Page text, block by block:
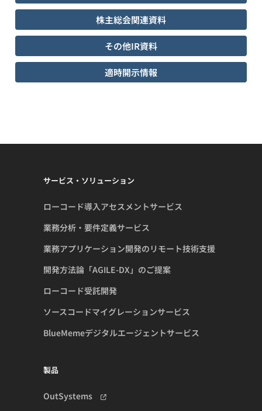
株主総会関連資料
その他IR資料
適時開示情報
サービス・ソリューション
ローコード導入アセスメントサービス
業務分析・要件定義サービス
業務アプリケーション開発のリモート技術支援
開発方法論「AGILE-DX」のご提案
ローコード受託開発
ソースコードマイグレーションサービス
BlueMemeデジタルエージェントサービス
製品
OutSystems